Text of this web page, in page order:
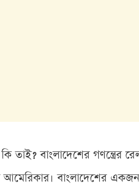
তাই? বাংলাদেশের গণন্ত্রের
বাংলাদেশের